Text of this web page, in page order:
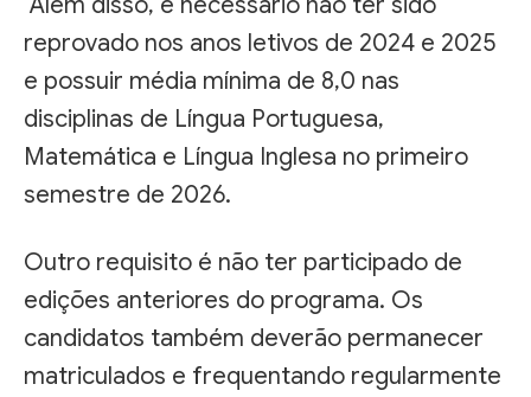
reprovado nos anos letivos de 2024 e 2025
e possuir média mínima de 8,0 nas
disciplinas de Língua Portuguesa,
Matemática e Língua Inglesa no primeiro
semestre de 2026.
Outro requisito é não ter participado de
edições anteriores do programa. Os
candidatos também deverão permanecer
matriculados e frequentando regularmente